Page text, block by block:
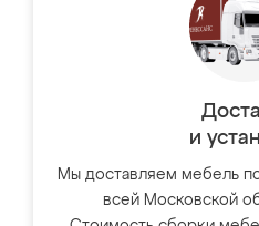
и
Мы доставляем мебель
всей Московской